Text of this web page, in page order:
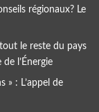
régionaux? Le
le reste du pays
l’Énergie
» : L’appel de